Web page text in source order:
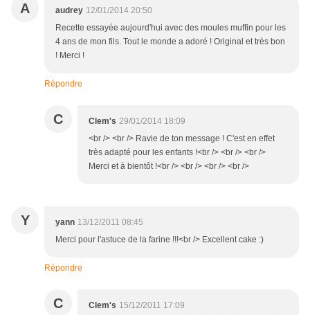
A audrey 12/01/2014 20:50
Recette essayée aujourd'hui avec des moules muffin pour les
4 ans de mon fils. Tout le monde a adoré ! Original et très bon
! Merci !
Répondre
C Clem's 29/01/2014 18:09
<br /> <br /> Ravie de ton message ! C'est en effet
très adapté pour les enfants !<br /> <br /> <br />
Merci et à bientôt !<br /> <br /> <br /> <br />
Y yann 13/12/2011 08:45
Merci pour l'astuce de la farine !!!<br /> Excellent cake :)
Répondre
C Clem's 15/12/2011 17:09